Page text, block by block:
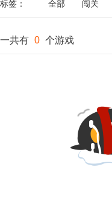
标签： 全部 闯关
一共有 0 个游戏